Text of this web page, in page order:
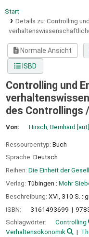
Start
Details zu: Controlling
Normale Ansicht
ISBD
Controlling und
des Controllings /
Von: Hirsch, Bernhard [aut]
Ressourcentyp: Buch
Sprache: Deutsch
Reihen: Die Einheit der
Verlag: Tübingen : Mohr
Beschreibung: XVI, 310 S. :
ISBN:
3161493699
Schlagwörter:
Controlling
Verhaltensökonomik